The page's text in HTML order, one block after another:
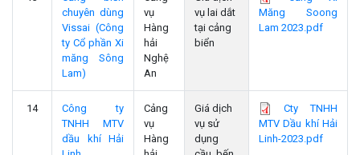
chuyên dùng
Vissai (Công
ty Cổ phần Xi
măng Sông
Lam)
vụ
Hàng
hải
Nghệ
An
vụ lai dắt
tại cảng
biển
Măng Soong
Lam 2023.pdf
14
Công ty
TNHH MTV
dầu khí Hải
Cảng
vụ
Hàng
Giá dịch
vụ sử
dụng
Cty TNHH
MTV Dầu khí Hải
Linh-2023.pdf